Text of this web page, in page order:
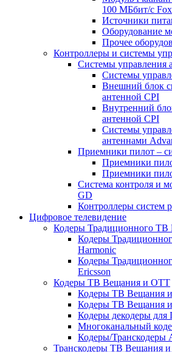
100 МБбит/с
Источники
Оборудование
Прочее
Контроллеры и системы
Системы управления
Системы
Внешний блок
антенной CPI
Внутренний
антенной CPI
Системы
антеннами
Приемники пилот –
Приемники
Приемники
Система контроля и
GD
Контроллеры систем
Цифровое телевидение
Кодеры Традиционного ТВ
Кодеры
Harmonic
Кодеры
Ericsson
Кодеры ТВ Вещания и ОТТ
Кодеры ТВ Вещания
Кодеры ТВ Вещания
Кодеры декодеры
Многоканальный
Кодеры/Транскодеры
Транскодеры ТВ Вещания